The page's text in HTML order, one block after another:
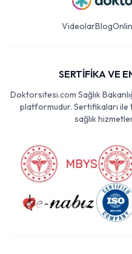
VideolarBlog
SERTİFİKA VE
Doktorsitesi.com Sağlık
platformudur. Sertifikaları ile
sağlık